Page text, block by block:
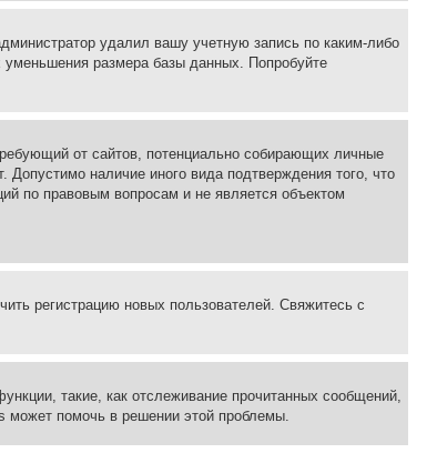
удалил вашу учетную запись по каким-либо
размера базы данных. Попробуйте
от сайтов, потенциально собирающих личные
наличие иного вида подтверждения того, что
по правовым вопросам и не является объектом
регистрацию новых пользователей. Свяжитесь с
такие, как отслеживание прочитанных сообщений,
может помочь в решении этой проблемы.